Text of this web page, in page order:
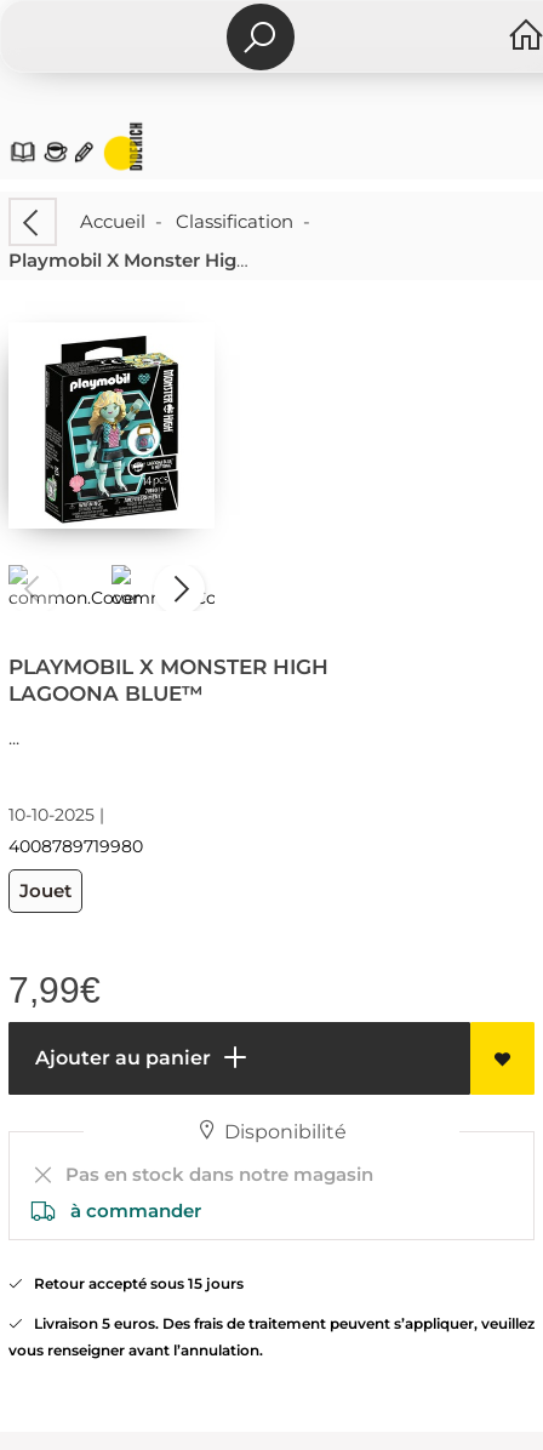
Accueil - Classification -
Playmobil X Monster High Lagoona Blue™
PLAYMOBIL X MONSTER HIGH
LAGOONA BLUE™
...
10-10-2025 |
4008789719980
Jouet
7,99€
Ajouter au panier
Disponibilité
Pas en stock dans notre magasin
à commander
Retour accepté sous 15 jours
Livraison 5 euros. Des frais de traitement peuvent s’appliquer, veuillez
vous renseigner avant l’annulation.